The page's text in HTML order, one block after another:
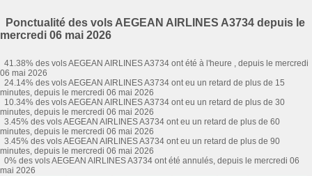
Ponctualité des vols AEGEAN AIRLINES A3734 depuis le
mercredi 06 mai 2026
41.38% des vols AEGEAN AIRLINES A3734 ont été à l'heure , depuis le mercredi
06 mai 2026
24.14% des vols AEGEAN AIRLINES A3734 ont eu un retard de plus de 15
minutes, depuis le mercredi 06 mai 2026
10.34% des vols AEGEAN AIRLINES A3734 ont eu un retard de plus de 30
minutes, depuis le mercredi 06 mai 2026
3.45% des vols AEGEAN AIRLINES A3734 ont eu un retard de plus de 60
minutes, depuis le mercredi 06 mai 2026
3.45% des vols AEGEAN AIRLINES A3734 ont eu un retard de plus de 90
minutes, depuis le mercredi 06 mai 2026
0% des vols AEGEAN AIRLINES A3734 ont été annulés, depuis le mercredi 06
mai 2026